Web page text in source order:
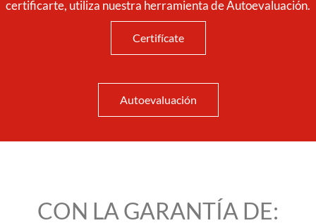
certificarte, utiliza nuestra herramienta de Autoevaluación.
Certifícate
Autoevaluación
CON LA GARANTÍA DE: